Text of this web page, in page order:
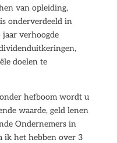
van opleiding,
onderverdeeld in
verhoogde
doelen te
hefboom wordt u
waarde, geld lenen
Ondernemers in
ik het hebben over 3